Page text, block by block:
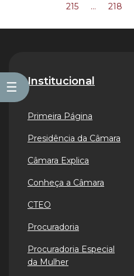
☰
215
… 218
Institucional
Primeira Página
Presidência da Câmara
Câmara Explica
Conheça a Câmara
CTEO
Procuradoria
Procuradoria Especial
da Mulher